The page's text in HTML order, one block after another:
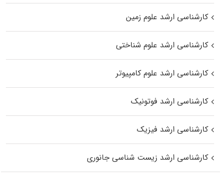
کارشناسی ارشد علوم زمین
کارشناسی ارشد علوم شناختی
کارشناسی ارشد علوم کامپیوتر
کارشناسی ارشد فوتونیک
کارشناسی ارشد فیزیک
کارشناسی ارشد زیست‌ شناسی جانوری